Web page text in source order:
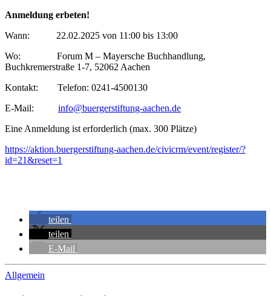
Anmeldung erbeten!
Wann: 22.02.2025 von 11:00 bis 13:00
Wo: Forum M – Mayersche Buchhandlung,
Buchkremerstraße 1-7, 52062 Aachen
Kontakt: Telefon: 0241-4500130
E-Mail: info@buergerstiftung-aachen.de
Eine Anmeldung ist erforderlich (max. 300 Plätze)
https://aktion.buergerstiftung-aachen.de/civicrm/event/register/?
id=21&reset=1
teilen
teilen
E-Mail
Allgemein